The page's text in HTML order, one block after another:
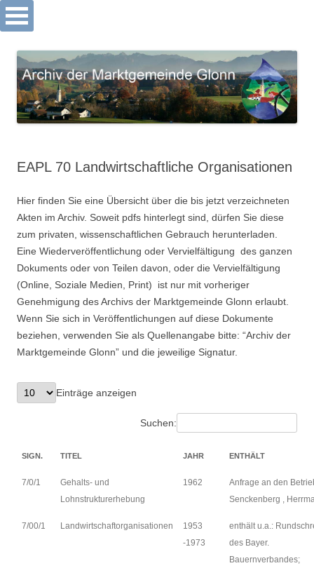
Suchen nach:
Archiv Markt Glonn
zum
Inhalt
EAPL 70 Landwirtschaftliche Organisationen
Hier finden Sie eine Übersicht über die bis jetzt verzeichneten
Akten im Archiv. Soweit pdfs hinterlegt sind, dürfen Sie diese
zum privaten, wissenschaftlichen Gebrauch herunterladen.
Eine Wiederveröffentlichung oder Vervielfältigung des ganzen
Dokuments oder von Teilen davon, oder die Vervielfältigung
(Online, Soziale Medien, Print) ist nur mit vorheriger
Genehmigung des Archivs der Marktgemeinde Glonn erlaubt.
Wenn Sie sich in Veröffentlichungen auf diese Dokumente
beziehen, verwenden Sie als Quellenangabe bitte: “Archiv der
Marktgemeinde Glonn” und die jeweilige Signatur.
Einträge anzeigen
Suchen:
SIGN. TITEL JAHR ENTHÄLT
7/0/1
Gehalts- und
Lohnstrukturerhebung
1962
Anfrage an den
Senckenberg ,
7/00/1 Landwirtschaftorganisationen
1953
-1973
enthält u.a.:
des Bayer.
Bauernverbandes;